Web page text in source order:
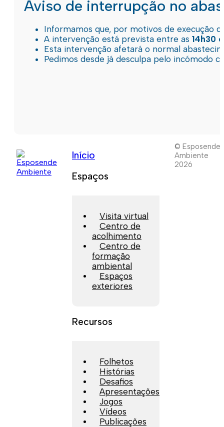
Aviso de interrupção no
Informamos que, por motivos de execução
A intervenção está prevista entre as 14h30
Esta intervenção afetará o normal
Pedimos desde já desculpa pelo incómodo
Início
Espaços
Visita virtual
Centro de
acolhimento
Centro de
formação
ambiental
Espaços
exteriores
Recursos
Folhetos
Histórias
Desafios
Apresentações
Jogos
Vídeos
Publicações
© Esposende
Ambiente
2026